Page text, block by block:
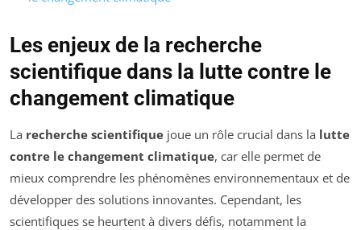
Les enjeux de la recherche
scientifique dans la lutte contre le
changement climatique
La recherche scientifique joue un rôle crucial dans la lutte
contre le changement climatique, car elle permet de
mieux comprendre les phénomènes environnementaux et de
développer des solutions innovantes. Cependant, les
scientifiques se heurtent à divers défis, notamment la